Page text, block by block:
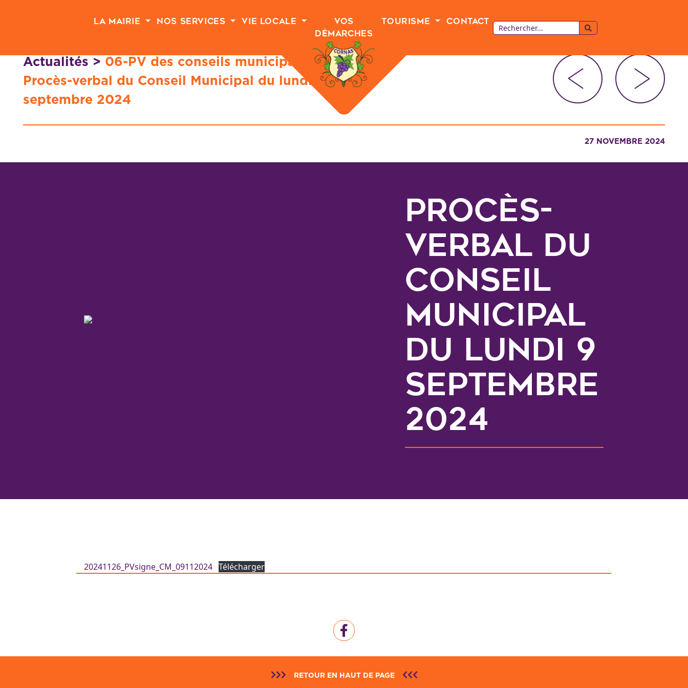
La Mairie Nos Services Vie Locale
Vos
Démarches
Tourisme Contact
Actualités > 06-PV des conseils municipaux>
Procès-verbal du Conseil Municipal du lundi 9
septembre 2024
27 NOVEMBRE 2024
Procès-
verbal du
Conseil
Municipal
du lundi 9
septembre
2024
20241126_PVsigne_CM_09112024 Télécharger
RETOUR EN HAUT DE PAGE